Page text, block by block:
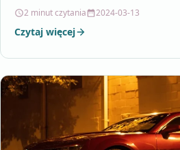
2 minut czytania 2024-03-13
Czytaj więcej